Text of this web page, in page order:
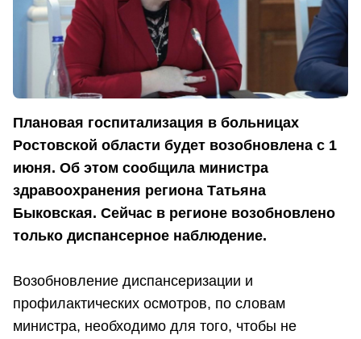
Плановая госпитализация в больницах
Ростовской области будет возобновлена с 1
июня. Об этом сообщила министра
здравоохранения региона Татьяна
Быковская. Сейчас в регионе возобновлено
только диспансерное наблюдение.
Возобновление диспансеризации и
профилактических осмотров, по словам
министра, необходимо для того, чтобы не